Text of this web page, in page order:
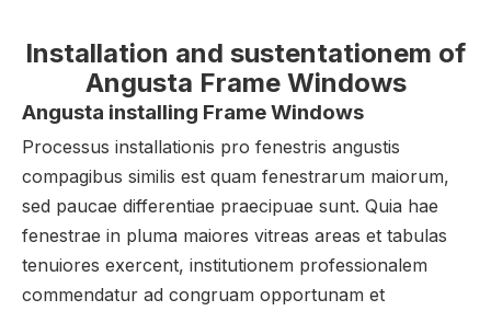
Installation and sustentationem of
Angusta Frame Windows
Angusta installing Frame Windows
Processus installationis pro fenestris angustis
compagibus similis est quam fenestrarum maiorum,
sed paucae differentiae praecipuae sunt. Quia hae
fenestrae in pluma maiores vitreas areas et tabulas
tenuiores exercent, institutionem professionalem
commendatur ad congruam opportunam et